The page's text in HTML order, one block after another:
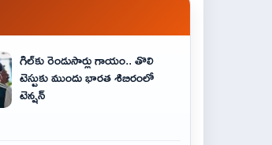
గిల్‌కు రెండుసార్లు గాయం.. తొలి
టెస్టుకు ముందు భారత శిబిరంలో
టెన్షన్